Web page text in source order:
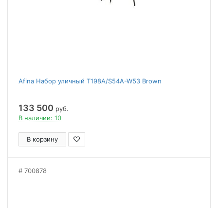
Afina Набор уличный T198A/S54A-W53 Brown
133 500 руб.
В наличии: 10
В корзину
700878